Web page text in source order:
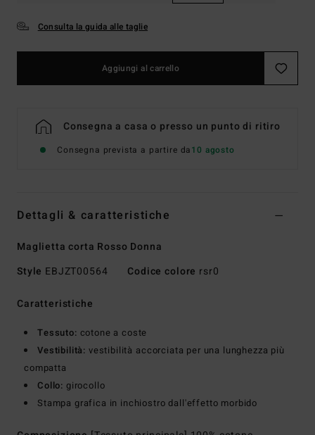
Consulta la guida alle taglie
Aggiungi al carrello
Consegna a casa o presso un punto di ritiro
Consegna prevista a partire da10 agosto
Dettagli & caratteristiche
Maglietta corta Rosso Donna
Style EBJZT00564 Codice colore rsr0
Caratteristiche
Tessuto: cotone a coste
Vestibilità: vestibilità accorciata per una lunghezza più
compatta
Collo: girocollo
Stampa grafica in inchiostro dall'effetto morbido